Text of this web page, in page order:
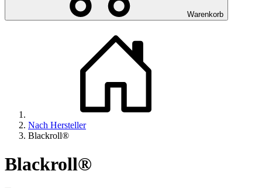
Warenkorb
Nach Hersteller
Blackroll®
Blackroll®